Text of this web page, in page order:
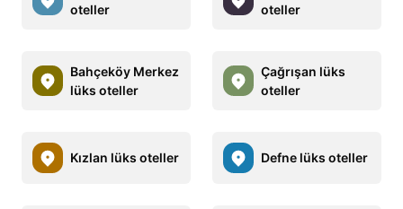
oteller
oteller
Bahçeköy Merkez
lüks oteller
Çağrışan lüks
oteller
Kızlan lüks oteller Defne lüks oteller